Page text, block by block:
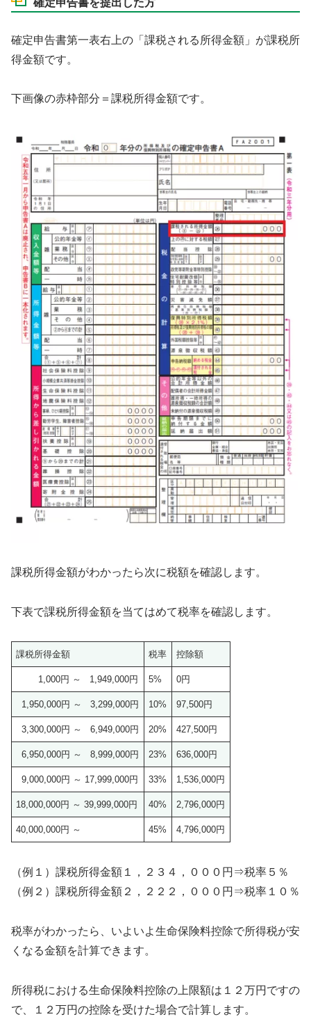
確定申告書第一表右上の「課税される所得金額」が課税所
得金額です。
下画像の赤枠部分＝課税所得金額です。
課税所得金額がわかったら次に税額を確認します。
下表で課税所得金額を当てはめて税率を確認します。
課税所得金額 税率 控除額
1,000円 ～ 1,949,000円 5% 0円
1,950,000円 ～ 3,299,000円 10% 97,500円
3,300,000円 ～ 6,949,000円 20% 427,500円
6,950,000円 ～ 8,999,000円 23% 636,000円
9,000,000円 ～ 17,999,000円 33% 1,536,000円
18,000,000円 ～ 39,999,000円 40% 2,796,000円
40,000,000円 ～ 45% 4,796,000円
（例１）課税所得金額１，２３４，０００円⇒税率５％
（例２）課税所得金額２，２２２，０００円⇒税率１０％
税率がわかったら、いよいよ生命保険料控除で所得税が安
くなる金額を計算できます。
所得税における生命保険料控除の上限額は１２万円ですの
で、１２万円の控除を受けた場合で計算します。